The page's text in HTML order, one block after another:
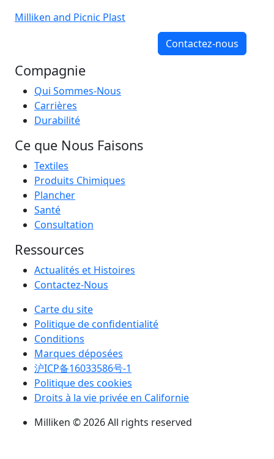
Milliken and Picnic Plast
Contactez-nous
Compagnie
Qui Sommes-Nous
Carrières
Durabilité
Ce que Nous Faisons
Textiles
Produits Chimiques
Plancher
Santé
Consultation
Ressources
Actualités et Histoires
Contactez-Nous
Carte du site
Politique de confidentialité
Conditions
Marques déposées
沪ICP备16033586号-1
Politique des cookies
Droits à la vie privée en Californie
Milliken © 2026 All rights reserved